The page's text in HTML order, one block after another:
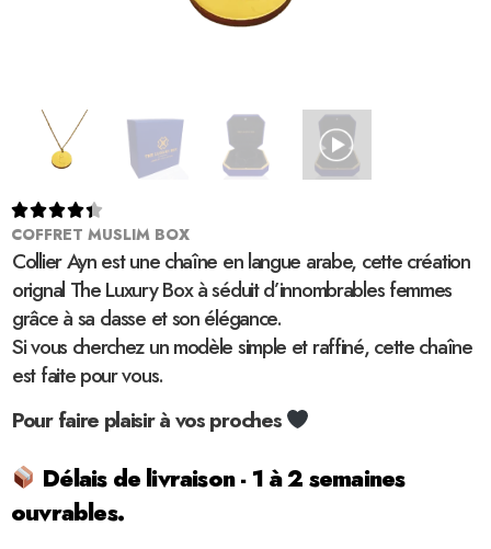

COFFRET MUSLIM BOX
Collier Ayn est une chaîne en langue arabe, cette création
orignal The Luxury Box à séduit d’innombrables femmes
grâce à sa classe et son élégance.
Si vous cherchez un modèle simple et raffiné, cette chaîne
est faite pour vous.
Pour faire plaisir à vos proches
Délais de livraison - 1 à 2 semaines
ouvrables.